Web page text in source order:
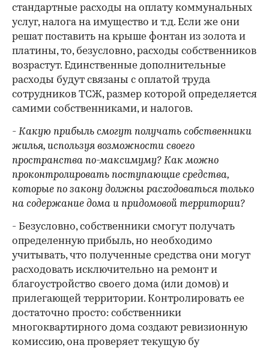
стандартные расходы на оплату коммунальных
услуг, налога на имущество и т.д. Если же они
решат поставить на крыше фонтан из золота и
платины, то, безусловно, расходы собственников
возрастут. Единственные дополнительные
расходы будут связаны с оплатой труда
сотрудников ТСЖ, размер которой определяется
самими собственниками, и налогов.
- Какую прибыль смогут получать собственники
жилья, используя возможности своего
пространства по-максимуму? Как можно
проконтролировать поступающие средства,
которые по закону должны расходоваться только
на содержание дома и придомовой территории?
- Безусловно, собственники смогут получать
определенную прибыль, но необходимо
учитывать, что полученные средства они могут
расходовать исключительно на ремонт и
благоустройство своего дома (или домов) и
прилегающей территории. Контролировать ее
достаточно просто: собственники
многоквартирного дома создают ревизионную
комиссию, она проверяет текущую бу